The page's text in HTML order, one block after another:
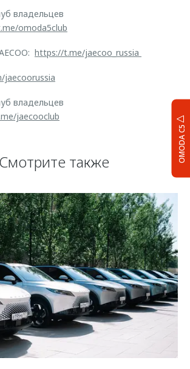
OMODA C5
владельцев
omoda5club
https://t.me/jaecoo_russia
jaecoorussia
владельцев
jaecooclub
Смотрите также